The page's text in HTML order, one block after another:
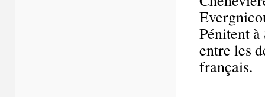
Pénitent
entre les
français.